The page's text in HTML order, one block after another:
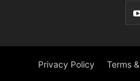
Privacy Policy Terms